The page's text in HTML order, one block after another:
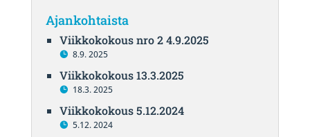
Ajankohtaista
Viikkokokous nro 2 4.9.2025
8.9. 2025
Viikkokokous 13.3.2025
18.3. 2025
Viikkokokous 5.12.2024
5.12. 2024